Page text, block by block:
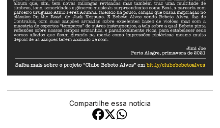
Compartilhe essa notícia